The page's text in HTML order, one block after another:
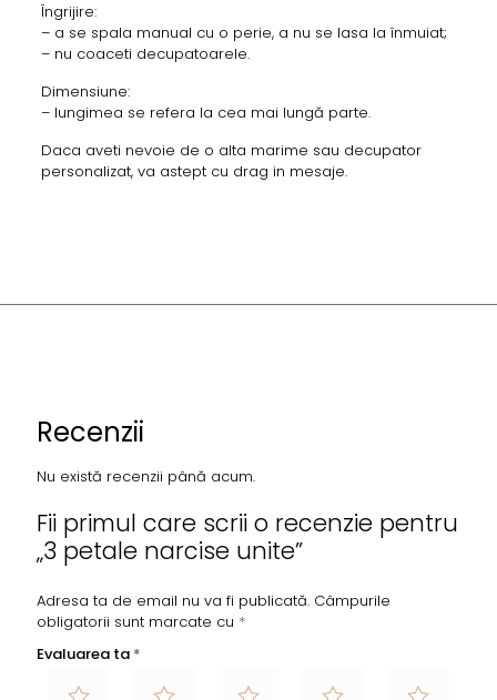
Îngrijire:
– a se spala manual cu o perie, a nu se lasa la înmuiat;
– nu coaceti decupatoarele.
Dimensiune:
– lungimea se refera la cea mai lungă parte.
Daca aveti nevoie de o alta marime sau decupator
personalizat, va astept cu drag in mesaje.
Recenzii
Nu există recenzii până acum.
Fii primul care scrii o recenzie pentru
„3 petale narcise unite”
Adresa ta de email nu va fi publicată. Câmpurile
obligatorii sunt marcate cu *
Evaluarea ta *